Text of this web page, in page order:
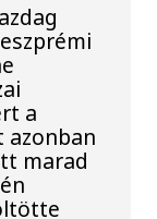
a
azonban
marad